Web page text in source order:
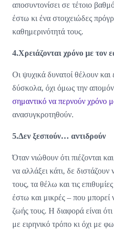
αποσυντονίσει σε τέτοιο
έστω κι ένα στοιχειώδες
καθημερινότητά τους.
4.Χρειάζονται χρόνο με τον
Οι ψυχικά δυνατοί θέλουν και
δύσκολα, όχι όμως την
σημαντικό να περνούν χρόνο
ανασυγκροτηθούν.
5.Δεν ξεσπούν… αντιδρούν
Όταν νιώθουν ότι πιέζονται
να αλλάξει κάτι, δε
τους, τα θέλω και τις
έστω και μικρές – που μπορεί
ζωής τους. Η διαφορά είναι
με ειρηνικό τρόπο κι όχι με